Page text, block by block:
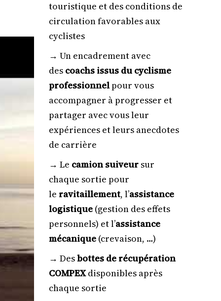
touristique et des conditions de
circulation favorables aux
cyclistes
→ Un encadrement avec
des coachs issus du cyclisme
professionnelpour vous
accompagner à progresser et
partager avec vous leur
expériences et leurs anecdotes
de carrière
→ Le camion suiveursur
chaque sortie pour
le ravitaillement, l’assistance
logistique(gestion des effets
personnels) et l’assistance
mécanique(crevaison, …)
→ Desbottes de récupération
COMPEXdisponibles après
chaque sortie